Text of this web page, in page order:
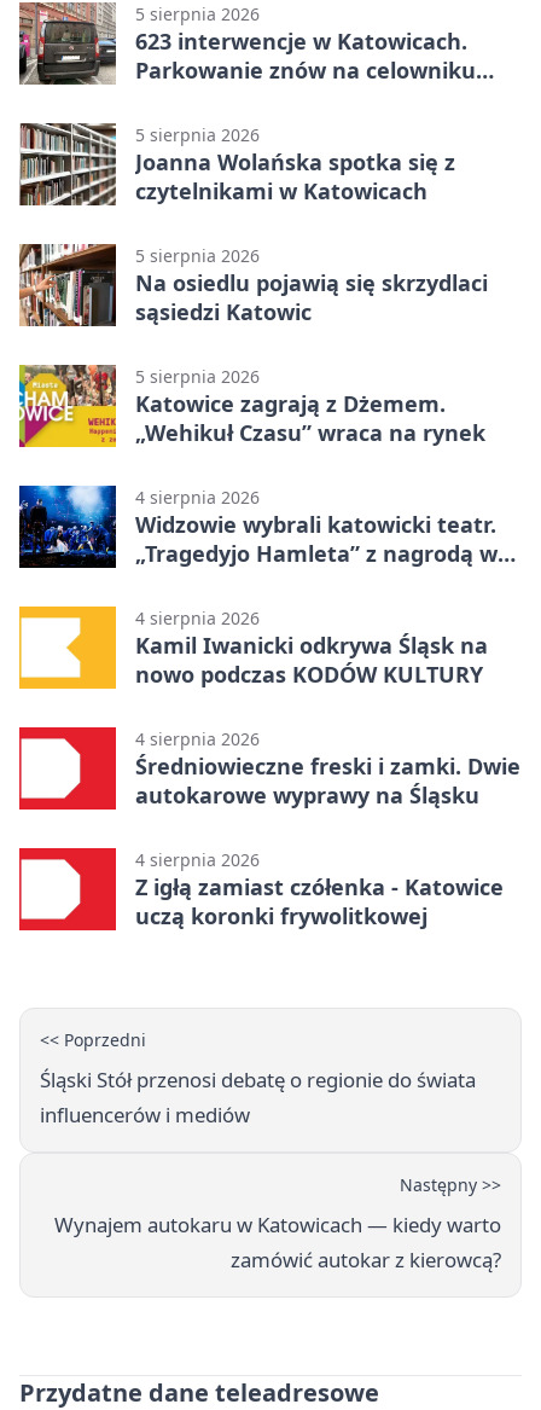
5 sierpnia 2026
623 interwencje w Katowicach.
Parkowanie znów na celowniku
5 sierpnia 2026
Joanna Wolańska spotka się z
czytelnikami w Katowicach
5 sierpnia 2026
Na osiedlu pojawią się skrzydlaci
sąsiedzi Katowic
5 sierpnia 2026
Katowice zagrają z Dżemem.
„Wehikuł Czasu” wraca na rynek
4 sierpnia 2026
Widzowie wybrali katowicki teatr.
„Tragedyjo Hamleta” z nagrodą w
4 sierpnia 2026
Kamil Iwanicki odkrywa Śląsk na
nowo podczas KODÓW KULTURY
4 sierpnia 2026
Średniowieczne freski i zamki. Dwie
autokarowe wyprawy na Śląsku
4 sierpnia 2026
Z igłą zamiast czółenka - Katowice
uczą koronki frywolitkowej
<< Poprzedni
Śląski Stół przenosi debatę o regionie do świata
influencerów i mediów
Następny >>
Wynajem autokaru w Katowicach — kiedy warto
zamówić autokar z kierowcą?
Przydatne dane teleadresowe